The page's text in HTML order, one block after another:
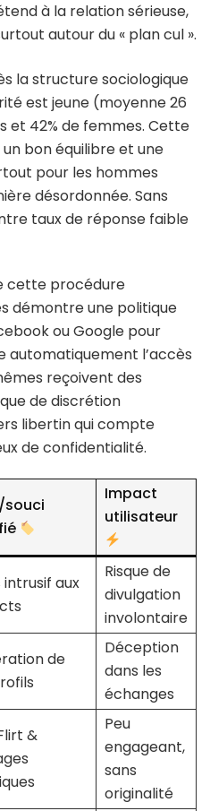
à la relation sérieuse,
autour du « plan cul ».
la structure sociologique
est jeune (moyenne 26
et 42% de femmes. Cette
bon équilibre et une
pour les hommes
désordonnée. Sans
taux de réponse faible
cette procédure
démontre une politique
ou Google pour
automatiquement l’accès
reçoivent des
de discrétion
libertin qui compte
de confidentialité.
Impact
utilisateur
aux
Risque de
divulgation
involontaire
de
Déception
dans les
échanges
&
Peu
engageant,
sans
originalité